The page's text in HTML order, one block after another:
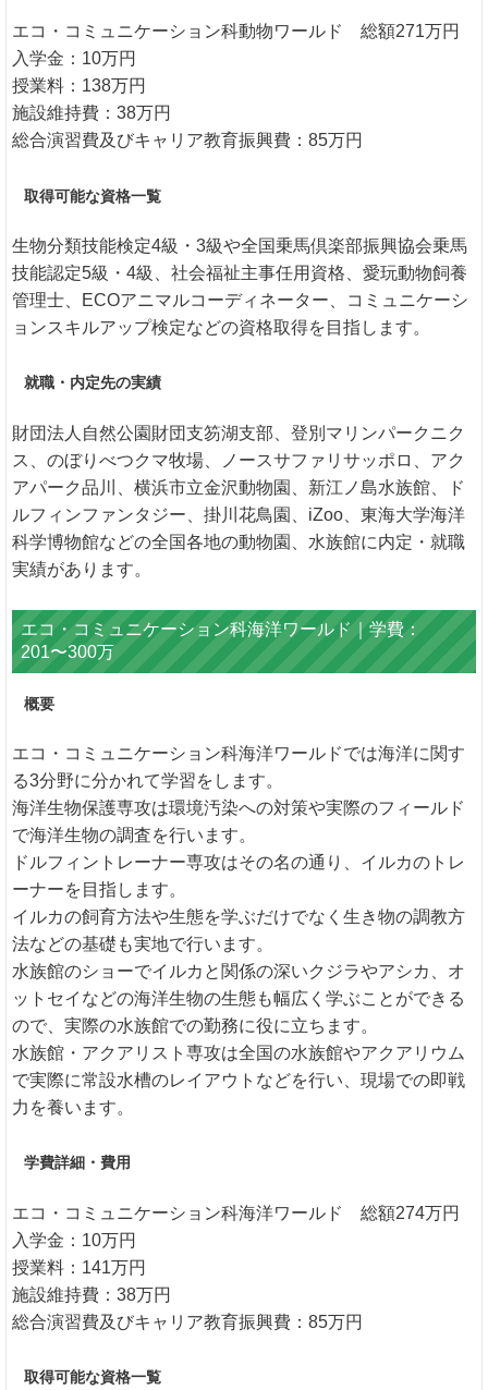
エコ・コミュニケーション科動物ワールド 総額271万円
入学金：10万円
授業料：138万円
施設維持費：38万円
総合演習費及びキャリア教育振興費：85万円
取得可能な資格一覧
生物分類技能検定4級・3級や全国乗馬倶楽部振興協会乗馬
技能認定5級・4級、社会福祉主事任用資格、愛玩動物飼養
管理士、ECOアニマルコーディネーター、コミュニケーシ
ョンスキルアップ検定などの資格取得を目指します。
就職・内定先の実績
財団法人自然公園財団支笏湖支部、登別マリンパークニク
ス、のぼりべつクマ牧場、ノースサファリサッポロ、アク
アパーク品川、横浜市立金沢動物園、新江ノ島水族館、ド
ルフィンファンタジー、掛川花鳥園、iZoo、東海大学海洋
科学博物館などの全国各地の動物園、水族館に内定・就職
実績があります。
エコ・コミュニケーション科海洋ワールド｜学費：
201〜300万
概要
エコ・コミュニケーション科海洋ワールドでは海洋に関す
る3分野に分かれて学習をします。
海洋生物保護専攻は環境汚染への対策や実際のフィールド
で海洋生物の調査を行います。
ドルフィントレーナー専攻はその名の通り、イルカのトレ
ーナーを目指します。
イルカの飼育方法や生態を学ぶだけでなく生き物の調教方
法などの基礎も実地で行います。
水族館のショーでイルカと関係の深いクジラやアシカ、オ
ットセイなどの海洋生物の生態も幅広く学ぶことができる
ので、実際の水族館での勤務に役に立ちます。
水族館・アクアリスト専攻は全国の水族館やアクアリウム
で実際に常設水槽のレイアウトなどを行い、現場での即戦
力を養います。
学費詳細・費用
エコ・コミュニケーション科海洋ワールド 総額274万円
入学金：10万円
授業料：141万円
施設維持費：38万円
総合演習費及びキャリア教育振興費：85万円
取得可能な資格一覧